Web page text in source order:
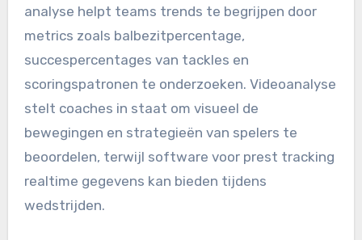
analyse helpt teams trends te begrijpen door
metrics zoals balbezitpercentage,
succespercentages van tackles en
scoringspatronen te onderzoeken. Videoanalyse
stelt coaches in staat om visueel de
bewegingen en strategieën van spelers te
beoordelen, terwijl software voor prest tracking
realtime gegevens kan bieden tijdens
wedstrijden.